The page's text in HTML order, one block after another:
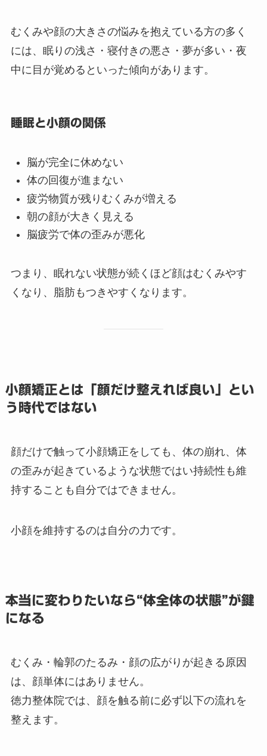
むくみや顔の大きさの悩みを抱えている方の多く
には、眠りの浅さ・寝付きの悪さ・夢が多い・夜
中に目が覚めるといった傾向があります。
睡眠と小顔の関係
脳が完全に休めない
体の回復が進まない
疲労物質が残りむくみが増える
朝の顔が大きく見える
脳疲労で体の歪みが悪化
つまり、眠れない状態が続くほど顔はむくみやす
くなり、脂肪もつきやすくなります。
小顔矯正とは「顔だけ整えれば良い」とい
う時代ではない
顔だけで触って小顔矯正をしても、体の崩れ、体
の歪みが起きているような状態ではい持続性も維
持することも自分ではできません。
小顔を維持するのは自分の力です。
本当に変わりたいなら“体全体の状態”が鍵
になる
むくみ・輪郭のたるみ・顔の広がりが起きる原因
は、顔単体にはありません。
徳力整体院では、顔を触る前に必ず以下の流れを
整えます。